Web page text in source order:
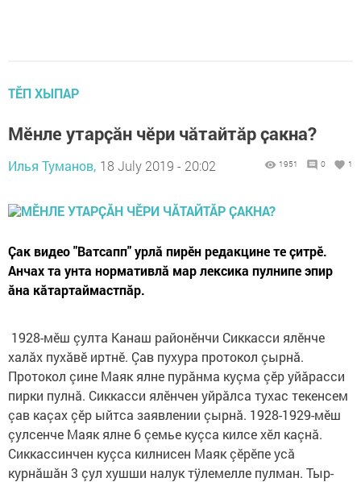
ТӖП ХЫПАР
Мӗнле утарҫӑн чӗри чӑтайтӑр ҫакна?
Илья Туманов, 18 July 2019 - 20:02 1951 0 1
Ҫак видео "Ватсапп" урлӑ пирӗн редакцине те ҫитрӗ.
Анчах та унта нормативлӑ мар лексика пулнипе эпир
ӑна кӑтартаймастпӑр.
1928-мĕш çулта Канаш районӗнчи Сиккасси ялĕнче
халăх пухăвĕ иртнĕ. Çав пухура протокол çырнă.
Протокол çине Маяк ялне пурăнма куçма çĕр уйăрасси
пирки пулнă. Сиккасси ялĕнчен уйрăлса тухас текенсем
çав каçах çĕр ыйтса заявлении çырнă. 1928-1929-мĕш
çулсенче Маяк ялне 6 çемье куçса килсе хĕл каçнă.
Сиккассинчен куçса килнисен Маяк çĕрĕпе усă
курнăшăн 3 çул хушши налук тÿлемелле пулман. Тыр-